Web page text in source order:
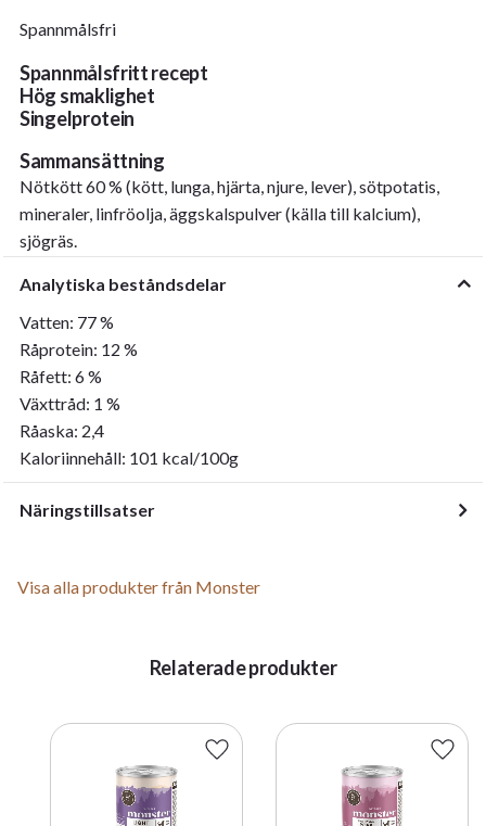
Spannmålsfri
Spannmålsfritt recept
Hög smaklighet
Singelprotein
Sammansättning
Nötkött 60 % (kött, lunga, hjärta, njure, lever), sötpotatis,
mineraler, linfröolja, äggskalspulver (källa till kalcium),
sjögräs.
Analytiska beståndsdelar
Vatten: 77 %
Råprotein: 12 %
Råfett: 6 %
Växttråd: 1 %
Råaska: 2,4
Kaloriinnehåll: 101 kcal/100g
Näringstillsatser
Visa alla produkter från Monster
Relaterade produkter
Lägg till i favoriter Lägg